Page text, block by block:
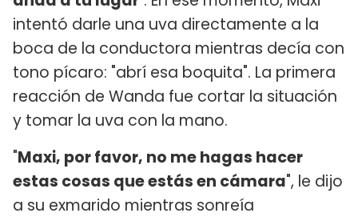
intentó darle una uva directamente a la
boca de la conductora mientras decía con
tono pícaro: "abrí esa boquita". La primera
reacción de Wanda fue cortar la situación
y tomar la uva con la mano.
"Maxi, por favor, no me hagas hacer
estas cosas que estás en cámara", le dijo
a su exmarido mientras sonreía